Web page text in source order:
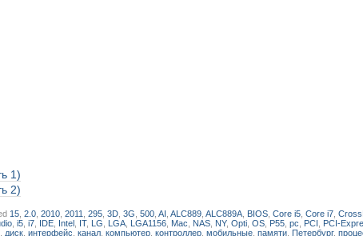
1)
2)
15 ,2.0 ,2010 ,2011 ,295 ,3D ,3G ,500 ,AI ,ALC889 ,ALC889A BIOS ,Core i5 ,Core i7 ,
,i5 ,i7 IDE Intel IT, LG LGA LGA1156 Mac NAS NY,Opti ,OS P55 ,pc PCI PCI-
диск ,интерфейс ,канал ,компьютер ,контроллер ,мобильные ,памяти ,Петербург,